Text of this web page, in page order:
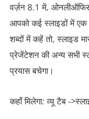
वर्ज़न 8.1 में,
आपको कई स्लाइडों में
शब्दों में कहें तो, स्लाइड
प्रेजेंटेशन की अन्य सभी
प्रयास बचेगा।
कहाँ मिलेगा: व्यू टैब ->